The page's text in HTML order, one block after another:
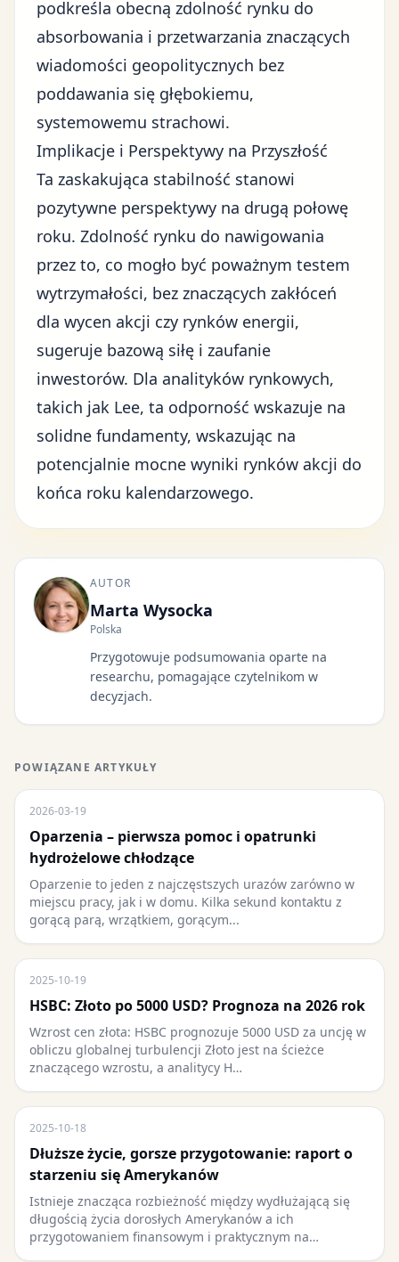
podkreśla obecną zdolność rynku do
absorbowania i przetwarzania znaczących
wiadomości geopolitycznych bez
poddawania się głębokiemu,
systemowemu strachowi.
Implikacje i Perspektywy na Przyszłość
Ta zaskakująca stabilność stanowi
pozytywne perspektywy na drugą połowę
roku. Zdolność rynku do nawigowania
przez to, co mogło być poważnym testem
wytrzymałości, bez znaczących zakłóceń
dla wycen akcji czy rynków energii,
sugeruje bazową siłę i zaufanie
inwestorów. Dla analityków rynkowych,
takich jak Lee, ta odporność wskazuje na
solidne fundamenty, wskazując na
potencjalnie mocne wyniki rynków akcji do
końca roku kalendarzowego.
AUTOR
Marta Wysocka
Polska
Przygotowuje podsumowania oparte na
researchu, pomagające czytelnikom w
decyzjach.
POWIĄZANE ARTYKUŁY
2026-03-19
Oparzenia – pierwsza pomoc i opatrunki
hydrożelowe chłodzące
Oparzenie to jeden z najczęstszych urazów zarówno w
miejscu pracy, jak i w domu. Kilka sekund kontaktu z
gorącą parą, wrzątkiem, gorącym...
2025-10-19
HSBC: Złoto po 5000 USD? Prognoza na 2026 rok
Wzrost cen złota: HSBC prognozuje 5000 USD za uncję w
obliczu globalnej turbulencji Złoto jest na ścieżce
znaczącego wzrostu, a analitycy H…
2025-10-18
Dłuższe życie, gorsze przygotowanie: raport o
starzeniu się Amerykanów
Istnieje znacząca rozbieżność między wydłużającą się
długością życia dorosłych Amerykanów a ich
przygotowaniem finansowym i praktycznym na…